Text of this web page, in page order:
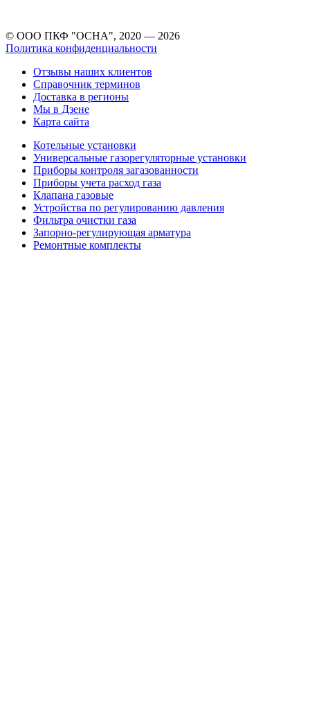
© ООО ПКФ "ОСНА", 2020 — 2026
Политика конфиденциальности
Отзывы наших клиентов
Справочник терминов
Доставка в регионы
Мы в Дзене
Карта сайта
Котельные установки
Универсальные газорегуляторные установки
Приборы контроля загазованности
Приборы учета расход газа
Клапана газовые
Устройства по регулированию давления
Фильтра очистки газа
Запорно-регулирующая арматура
Ремонтные комплекты